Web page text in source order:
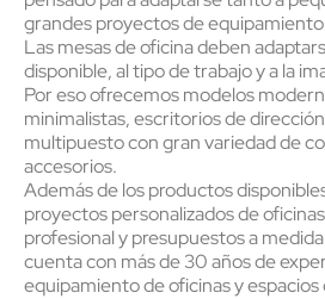
grandes proyectos de
Las mesas de oficina deben
disponible, al tipo de trabajo y a la
Por eso ofrecemos modelos
minimalistas, escritorios de
multipuesto con gran variedad de
accesorios.
Además de los productos
proyectos personalizados de
profesional y presupuestos a
cuenta con más de 30 años de
equipamiento de oficinas y espacios